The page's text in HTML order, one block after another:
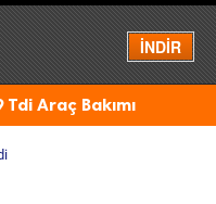
İNDİR
Menü
Araç Bakımı